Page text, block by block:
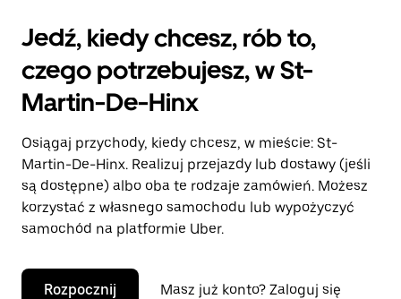
Jedź, kiedy chcesz, rób to,
czego potrzebujesz, w St-
Martin-De-Hinx
Osiągaj przychody, kiedy chcesz, w mieście: St-
Martin-De-Hinx. Realizuj przejazdy lub dostawy (jeśli
są dostępne) albo oba te rodzaje zamówień. Możesz
korzystać z własnego samochodu lub wypożyczyć
samochód na platformie Uber.
Rozpocznij Masz już konto? Zaloguj się